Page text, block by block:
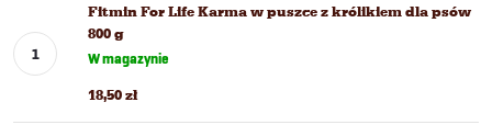
Fitmin For Life Karma w puszce z królikiem dla psów
800 g
W magazynie
18,50 zł